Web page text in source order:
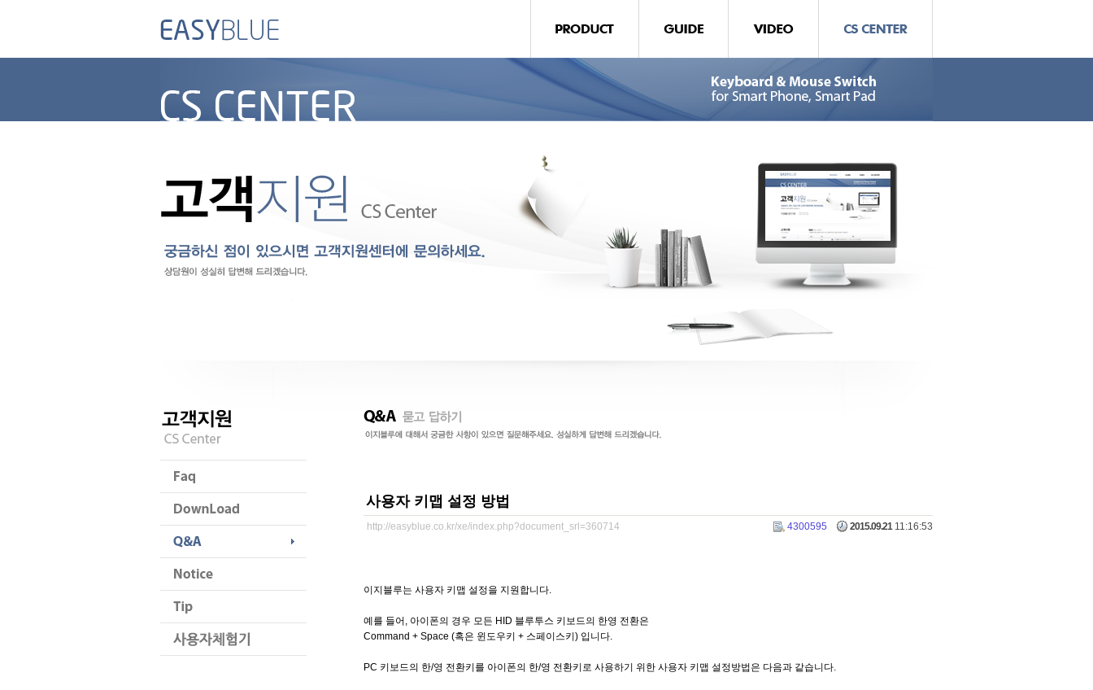
사용자 키맵 설정 방법
http://easyblue.co.kr/xe/index.php?document_srl=360714 2015.09.2111:16:53
4300595
이지블루는 사용자 키맵 설정을 지원합니다.
예를 들어, 아이폰의 경우 모든 HID 블루투스 키보드의 한영 전환은
Command + Space (혹은 윈도우키 + 스페이스키) 입니다.
PC 키보드의 한/영 전환키를 아이폰의 한/영 전환키로 사용하기 위한 사용자 키맵 설정방법은 다음과 같습니다.